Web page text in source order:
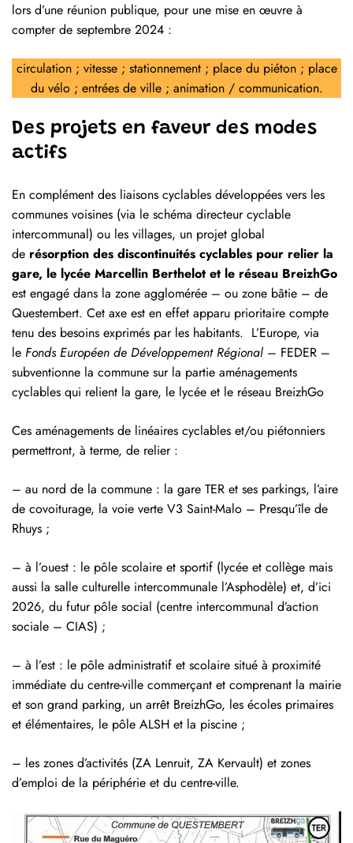
lors d’une réunion publique, pour une mise en œuvre à
compter de septembre 2024 :
circulation ; vitesse ; stationnement ; place du piéton ; place
du vélo ; entrées de ville ; animation / communication.
Des projets en faveur des modes
actifs
En complément des liaisons cyclables développées vers les
communes voisines (via le schéma directeur cyclable
intercommunal) ou les villages, un projet global
de résorption des discontinuités cyclables pour relier la
gare, le lycée Marcellin Berthelot et le réseau BreizhGo
est engagé dans la zone agglomérée – ou zone bâtie – de
Questembert. Cet axe est en effet apparu prioritaire compte
tenu des besoins exprimés par les habitants. L’Europe, via
le Fonds Européen de Développement Régional – FEDER –
subventionne la commune sur la partie aménagements
cyclables qui relient la gare, le lycée et le réseau BreizhGo
Ces aménagements de linéaires cyclables et/ou piétonniers
permettront, à terme, de relier :
– au nord de la commune : la gare TER et ses parkings, l’aire
de covoiturage, la voie verte V3 Saint-Malo – Presqu’île de
Rhuys ;
– à l’ouest : le pôle scolaire et sportif (lycée et collège mais
aussi la salle culturelle intercommunale l’Asphodèle) et, d’ici
2026, du futur pôle social (centre intercommunal d’action
sociale – CIAS) ;
– à l’est : le pôle administratif et scolaire situé à proximité
immédiate du centre-ville commerçant et comprenant la mairie
et son grand parking, un arrêt BreizhGo, les écoles primaires
et élémentaires, le pôle ALSH et la piscine ;
– les zones d’activités (ZA Lenruit, ZA Kervault) et zones
d’emploi de la périphérie et du centre-ville.